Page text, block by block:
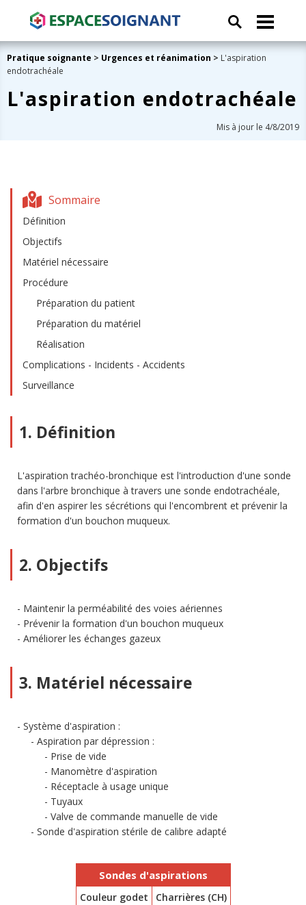
Pratique soignante > Urgences et réanimation > L'aspiration
endotrachéale
L'aspiration endotrachéale
Mis à jour le 4/8/2019
Sommaire
Définition
Objectifs
Matériel nécessaire
Procédure
Préparation du patient
Préparation du matériel
Réalisation
Complications - Incidents - Accidents
Surveillance
1. Définition
L'aspiration trachéo-bronchique est l'introduction d'une sonde
dans l'arbre bronchique à travers une sonde endotrachéale,
afin d'en aspirer les sécrétions qui l'encombrent et prévenir la
formation d'un bouchon muqueux.
2. Objectifs
Maintenir la perméabilité des voies aériennes
Prévenir la formation d'un bouchon muqueux
Améliorer les échanges gazeux
3. Matériel nécessaire
Système d'aspiration :
Aspiration par dépression :
Prise de vide
Manomètre d'aspiration
Réceptacle à usage unique
Tuyaux
Valve de commande manuelle de vide
Sonde d'aspiration stérile de calibre adapté
Sondes d'aspirations
Couleur godet
Charrières (CH)